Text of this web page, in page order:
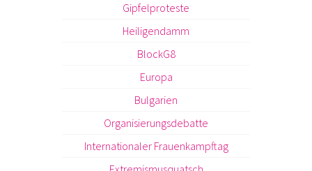
Gipfelproteste
Heiligendamm
BlockG8
Europa
Bulgarien
Organisierungsdebatte
Internationaler Frauenkampftag